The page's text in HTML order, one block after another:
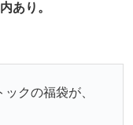
あり。
クの福袋が、